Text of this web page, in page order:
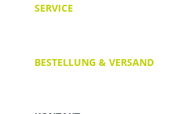
SERVICE
BESTELLUNG & VERSAND